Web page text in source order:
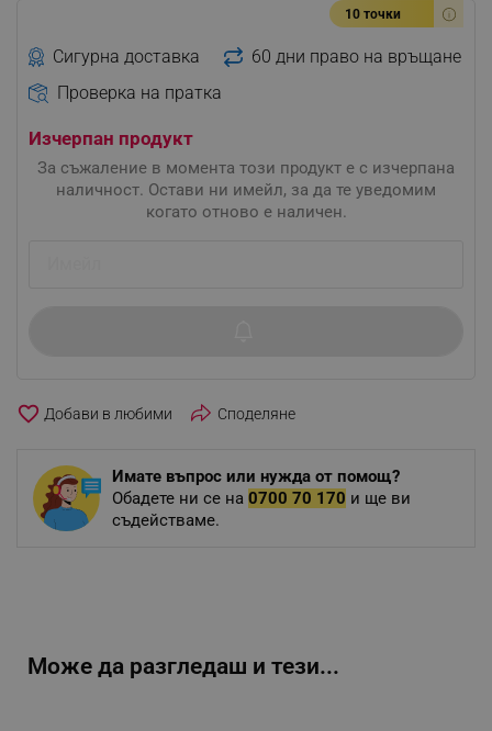
10 точки
Сигурна доставка
60 дни право на връщане
Проверка на пратка
Изчерпан продукт
За съжаление в момента този продукт е с изчерпана
наличност. Остави ни имейл, за да те уведомим
когато отново е наличен.
favorite_border Споделяне
Имате въпрос или нужда от помощ?
Обадете ни се на 0700 70 170 и ще ви
съдействаме.
Може да разгледаш и тези...